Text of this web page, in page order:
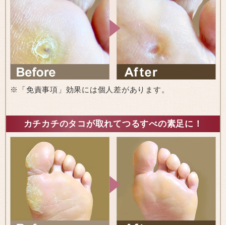
※「免責事項」効果には個人差があります。
カチカチのタコが取れてつるすべの素足に！